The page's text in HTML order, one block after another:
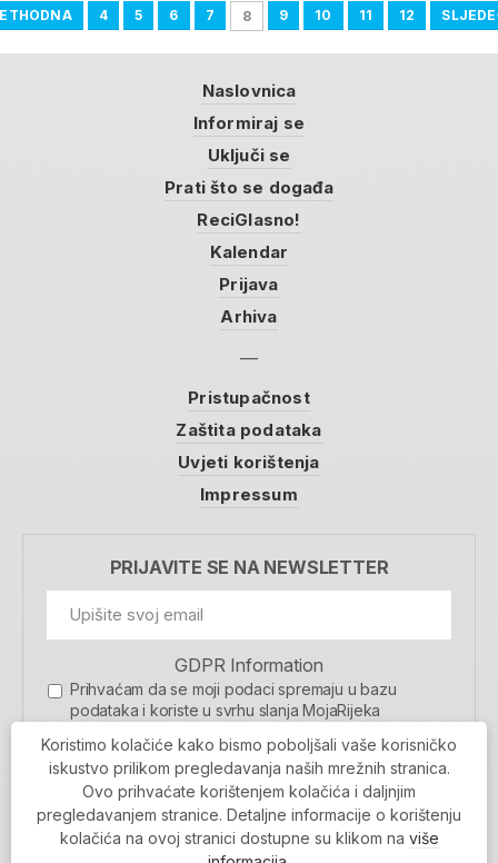
4 5 6 7 8 9 10 11 12
Naslovnica
Informiraj se
Uključi se
Prati što se događa
ReciGlasno!
Kalendar
Prijava
Arhiva
Pristupačnost
Zaštita podataka
Uvjeti korištenja
Impressum
PRIJAVITE SE NA NEWSLETTER
GDPR Information
Prihvaćam da se moji podaci spremaju u bazu
podataka i koriste u svrhu slanja MojaRijeka
MOJARIJEKA NEWSLETTER
PRIJAVI SE
Koristimo kolačiće kako bismo poboljšali vaše korisničko
iskustvo prilikom pregledavanja naših mrežnih stranica.
Ovo prihvaćate korištenjem kolačića i daljnjim
pregledavanjem stranice. Detaljne informacije o korištenju
kolačića na ovoj stranici dostupne su klikom na više